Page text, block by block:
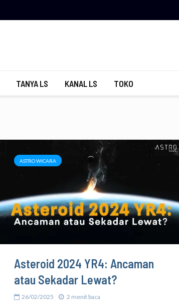
TANYA LS KANAL LS TOKO
ASTRO WICARA
Asteroid 2024 YR4: Ancaman
atau Sekadar Lewat?
26/02/2025 2 menit baca